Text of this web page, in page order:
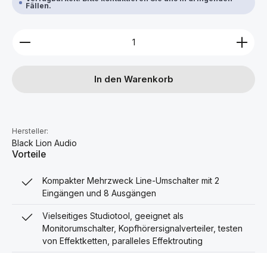
Fällen.
Produkt Anzahl: Gib den gewünschten Wert ein
In den Warenkorb
Hersteller:
Black Lion Audio
Vorteile
Kompakter Mehrzweck Line-Umschalter mit 2
Eingängen und 8 Ausgängen
Vielseitiges Studiotool, geeignet als
Monitorumschalter, Kopfhörersignalverteiler, testen
von Effektketten, paralleles Effektrouting